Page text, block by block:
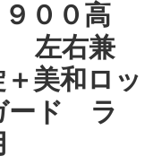
００高
左右兼
美和ロッ
ード ラ